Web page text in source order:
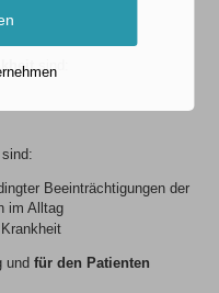
sind:
sind:
Beeinträchtigungen der
im Alltag
und für den Patienten